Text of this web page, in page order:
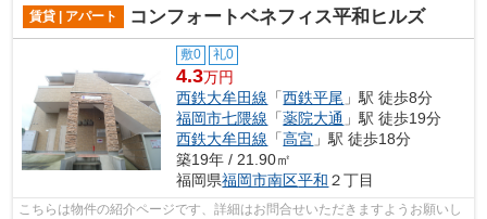
賃貸 | アパート コンフォートベネフィス平和ヒルズ
敷0 礼0
4.3万円
西鉄大牟田線 「西鉄平尾 」駅 徒歩8分
福岡市七隈線 「薬院大通 」駅 徒歩19分
西鉄大牟田線 「高宮 」駅 徒歩18分
築19年 / 21.90㎡
福岡県福岡市南区平和 ２丁目
こちらは物件の紹介ページです、詳細はお問合せいただきますようお願いし